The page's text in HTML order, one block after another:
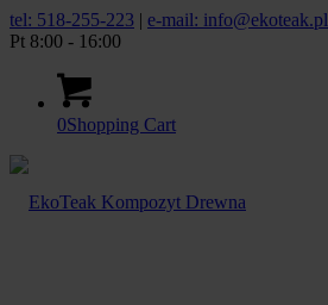
tel: 518-255-223 | e-mail: info@ekoteak.pl
Pt 8:00 - 16:00
0Shopping Cart